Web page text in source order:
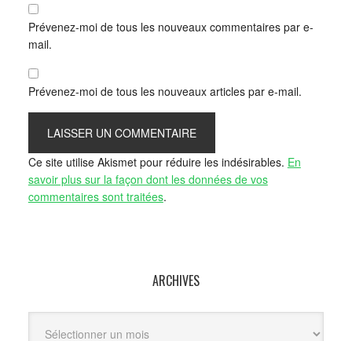
Prévenez-moi de tous les nouveaux commentaires par e-
mail.
Prévenez-moi de tous les nouveaux articles par e-mail.
Ce site utilise Akismet pour réduire les indésirables. En
savoir plus sur la façon dont les données de vos
commentaires sont traitées.
ARCHIVES